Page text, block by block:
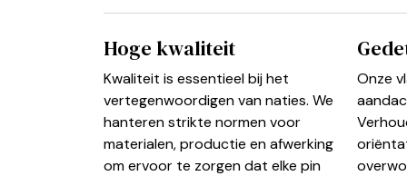
Hoge kwaliteit
Kwaliteit is essentieel bij het
vertegenwoordigen van naties. We
hanteren strikte normen voor
materialen, productie en afwerking
om ervoor te zorgen dat elke pin
Onze